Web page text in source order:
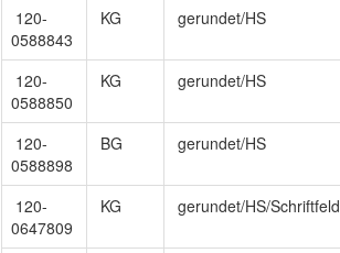
120-
0588843
KG gerundet/HS
120-
0588850
KG gerundet/HS
120-
0588898
BG gerundet/HS
120-
0647809
KG gerundet/HS/Schriftfeld